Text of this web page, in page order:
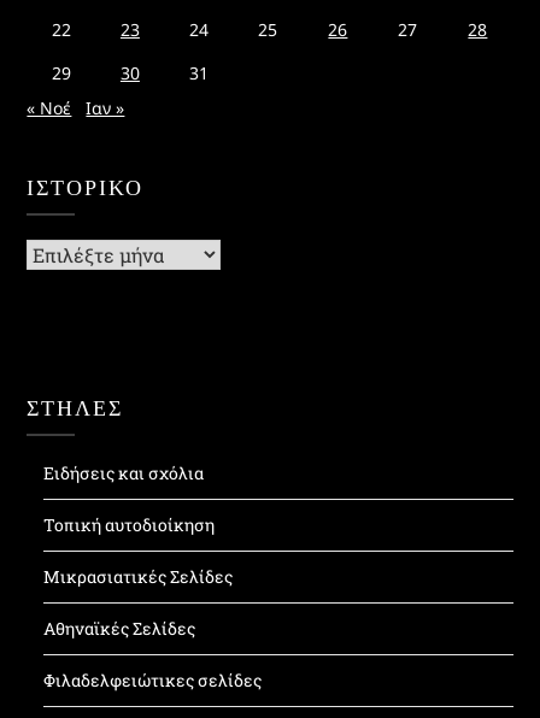
22
23 24 25 26 27
28
29
30
31
« Νοέ
Ιαν »
ΙΣΤΟΡΙΚΌ
Ιστορικό
ΣΤΗΛΕΣ
Ειδήσεις και σχόλια
Τοπική αυτοδιοίκηση
Μικρασιατικές Σελίδες
Αθηναϊκές Σελίδες
Φιλαδελφειώτικες σελίδες